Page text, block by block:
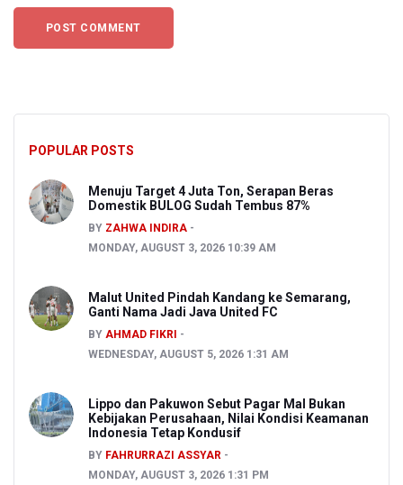
POPULAR POSTS
Menuju Target 4 Juta Ton, Serapan Beras
Domestik BULOG Sudah Tembus 87%
BY ZAHWA INDIRA
MONDAY, AUGUST 3, 2026 10:39 AM
Malut United Pindah Kandang ke Semarang,
Ganti Nama Jadi Java United FC
BY AHMAD FIKRI
WEDNESDAY, AUGUST 5, 2026 1:31 AM
Lippo dan Pakuwon Sebut Pagar Mal Bukan
Kebijakan Perusahaan, Nilai Kondisi Keamanan
Indonesia Tetap Kondusif
BY FAHRURRAZI ASSYAR
MONDAY, AUGUST 3, 2026 1:31 PM